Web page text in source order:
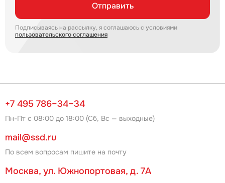
Отправить
Подписываясь на рассылку, я соглашаюсь с условиями
пользовательского соглашения
+7 495 786–34–34
Пн-Пт с 08:00 до 18:00 (Сб, Вс — выходные)
mail@ssd.ru
По всем вопросам пишите на почту
Москва, ул. Южнопортовая, д. 7А